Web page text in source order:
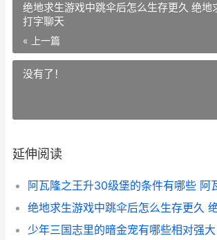
绝地求生游戏中跳伞后怎么生存更久 绝地
打字聊天
« 上一篇
没有了！
延伸阅读